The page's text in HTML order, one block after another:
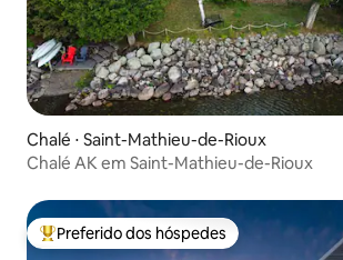
Chalé ⋅ Saint-Mathieu-de-Rioux
Chalé AK em Saint-Mathieu-de-Rioux
Entre os melhores preferidos dos
Preferido dos hóspedes